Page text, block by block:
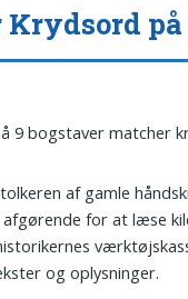
på
9 bogstaver matcher
af gamle
for at læse
og oplysninger.